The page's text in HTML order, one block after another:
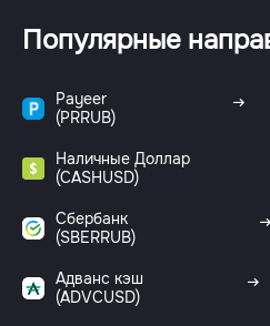
Популярные
Payeer
(PRRUB)
Наличные Доллар
(CASHUSD)
Сбербанк
(SBERRUB)
Адванс кэш
(ADVCUSD)